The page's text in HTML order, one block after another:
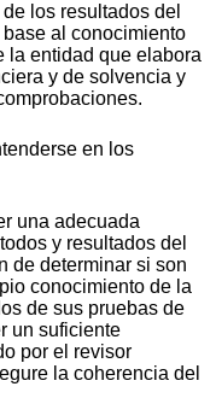
los resultados del
al conocimiento
la entidad que elabora
y de solvencia y
en los
una adecuada
y resultados del
de determinar si son
conocimiento de la
de sus pruebas de
un suficiente
por el revisor
la coherencia del